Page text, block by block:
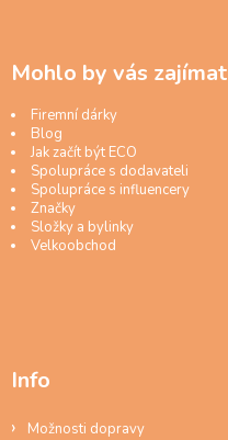
Mohlo by vás zajímat
Firemní dárky
Blog
Jak začít být ECO
Spolupráce s dodavateli
Spolupráce s influencery
Značky
Složky a bylinky
Velkoobchod
Info
Možnosti dopravy